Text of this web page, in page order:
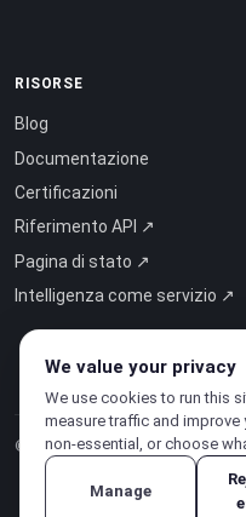
RISORSE
Blog
Documentazione
Certificazioni
Riferimento API ↗
Pagina di stato ↗
Intelligenza come servizio ↗
© 2026 CloudSigma Holding AG.
Informativa sulla
We value your privacy
We use cookies to run this
measure traffic and improve
non-essential, or choose
Manage